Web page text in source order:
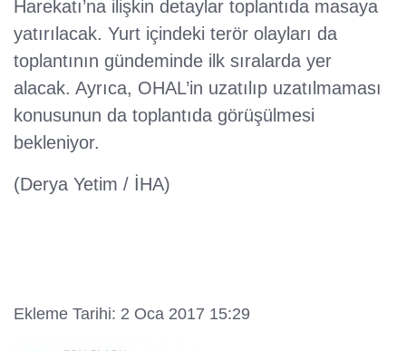
Harekatı’na ilişkin detaylar toplantıda masaya
yatırılacak. Yurt içindeki terör olayları da
toplantının gündeminde ilk sıralarda yer
alacak. Ayrıca, OHAL’in uzatılıp uzatılmaması
konusunun da toplantıda görüşülmesi
bekleniyor.
(Derya Yetim / İHA)
Ekleme Tarihi: 2 Oca 2017 15:29